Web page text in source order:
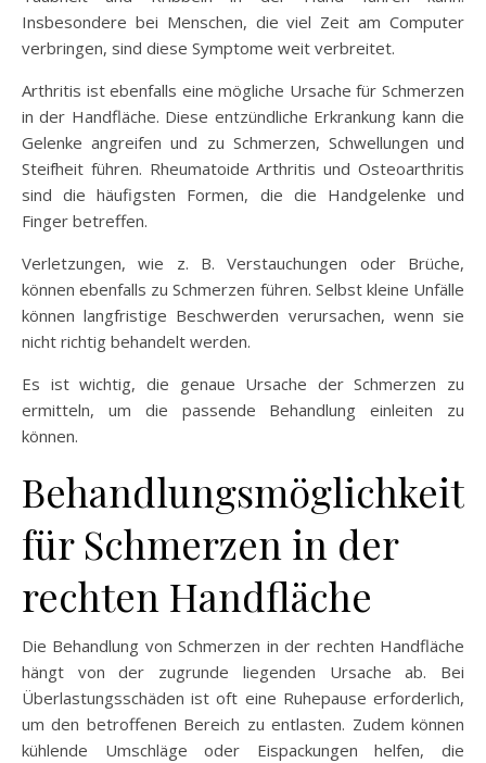
Insbesondere bei Menschen, die viel Zeit am Computer
verbringen, sind diese Symptome weit verbreitet.
Arthritis ist ebenfalls eine mögliche Ursache für Schmerzen
in der Handfläche. Diese entzündliche Erkrankung kann die
Gelenke angreifen und zu Schmerzen, Schwellungen und
Steifheit führen. Rheumatoide Arthritis und Osteoarthritis
sind die häufigsten Formen, die die Handgelenke und
Finger betreffen.
Verletzungen, wie z. B. Verstauchungen oder Brüche,
können ebenfalls zu Schmerzen führen. Selbst kleine Unfälle
können langfristige Beschwerden verursachen, wenn sie
nicht richtig behandelt werden.
Es ist wichtig, die genaue Ursache der Schmerzen zu
ermitteln, um die passende Behandlung einleiten zu
können.
für Schmerzen in der
rechten Handfläche
Die Behandlung von Schmerzen in der rechten Handfläche
hängt von der zugrunde liegenden Ursache ab. Bei
Überlastungsschäden ist oft eine Ruhepause erforderlich,
um den betroffenen Bereich zu entlasten. Zudem können
kühlende Umschläge oder Eispackungen helfen, die